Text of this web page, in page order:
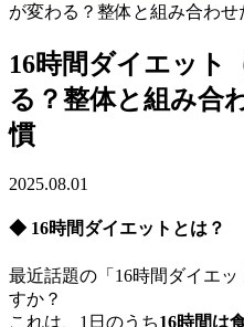
が変わる？整体と組み合わ
16時間ダイエット
る？整体と組み合
慣
2025.08.01
◆ 16時間ダイエットとは？
最近話題の「16時間ダイエ
すか？
これは、1日のうち16時間は